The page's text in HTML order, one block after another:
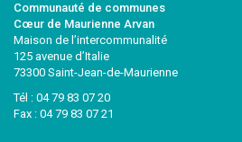
Communauté de communes
Cœur de Maurienne Arvan
Maison de l’intercommunalité
125 avenue d’Italie
73300 Saint-Jean-de-Maurienne
Tél : 04 79 83 07 20
Fax : 04 79 83 07 21